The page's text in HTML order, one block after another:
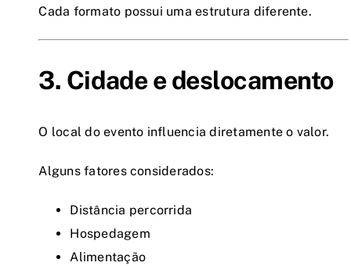
Cada formato possui uma estrutura diferente.
3. Cidade e deslocamento
O local do evento influencia diretamente o valor.
Alguns fatores considerados:
Distância percorrida
Hospedagem
Alimentação